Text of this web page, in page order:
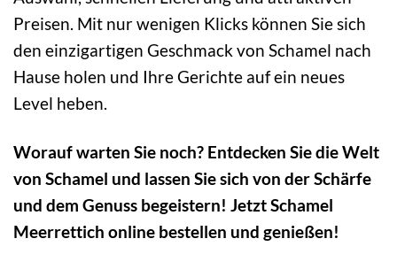
Preisen. Mit nur wenigen Klicks können Sie sich
den einzigartigen Geschmack von Schamel nach
Hause holen und Ihre Gerichte auf ein neues
Level heben.
Worauf warten Sie noch? Entdecken Sie die Welt
von Schamel und lassen Sie sich von der Schärfe
und dem Genuss begeistern! Jetzt Schamel
Meerrettich online bestellen und genießen!